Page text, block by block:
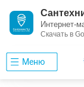
Интернет-
Скачать в
Меню